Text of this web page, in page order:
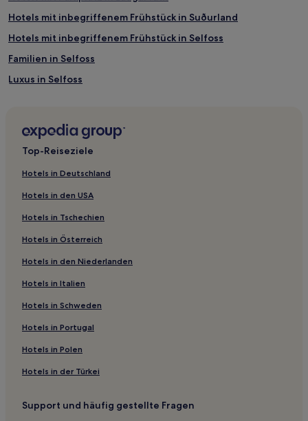
Hotels mit inbegriffenem Frühstück in Suðurland
Hotels mit inbegriffenem Frühstück in Selfoss
Familien in Selfoss
Luxus in Selfoss
Gasthäuser in Suðurland
3-Sterne-Hotels in Laugarvatn
3-Sterne-Hotels in Selfoss
Top-Reiseziele
Hotels in Deutschland
Hotels in den USA
Hotels in Tschechien
Hotels in Österreich
Hotels in den Niederlanden
Hotels in Italien
Hotels in Schweden
Hotels in Portugal
Hotels in Polen
Hotels in der Türkei
Support und häufig gestellte Fragen